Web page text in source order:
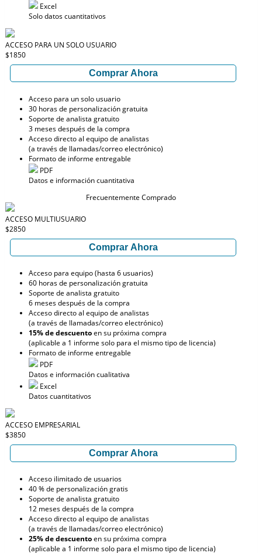
Excel
Solo datos cuantitativos
ACCESO PARA UN SOLO USUARIO
$1850
Comprar Ahora
Acceso para un solo usuario
30 horas de personalización gratuita
Soporte de analista gratuito
3 meses después de la compra
Acceso directo al equipo de analistas
(a través de llamadas/correo electrónico)
Formato de informe entregable
PDF
Datos e información cuantitativa
Frecuentemente Comprado
ACCESO MULTIUSUARIO
$2850
Comprar Ahora
Acceso para equipo (hasta 6 usuarios)
60 horas de personalización gratuita
Soporte de analista gratuito
6 meses después de la compra
Acceso directo al equipo de analistas
(a través de llamadas/correo electrónico)
15% de descuentoen su próxima compra
(aplicable a 1 informe solo para el mismo tipo de licencia)
Formato de informe entregable
PDF
Datos e información cualitativa
Excel
Datos cuantitativos
ACCESO EMPRESARIAL
$3850
Comprar Ahora
Acceso ilimitado de usuarios
40 % de personalización gratis
Soporte de analista gratuito
12 meses después de la compra
Acceso directo al equipo de analistas
(a través de llamadas/correo electrónico)
25% de descuentoen su próxima compra
(aplicable a 1 informe solo para el mismo tipo de licencia)